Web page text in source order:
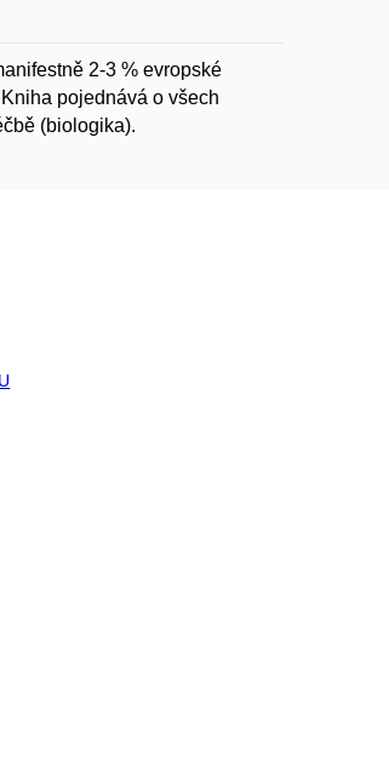
2-3 % evropské
pojednává o všech
(biologika).